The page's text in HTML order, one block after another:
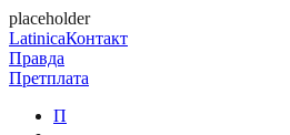
placeholder
LatinicaКонтакт
Правда
Претплата
П